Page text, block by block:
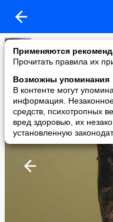
Применяются
Прочитать правила их
Возможны упоминания
В контенте могут
информация.
средств, психотропных
вред здоровью, их
установленную
Рыбалка, охота и
added a photo
17 Jul в 23:55